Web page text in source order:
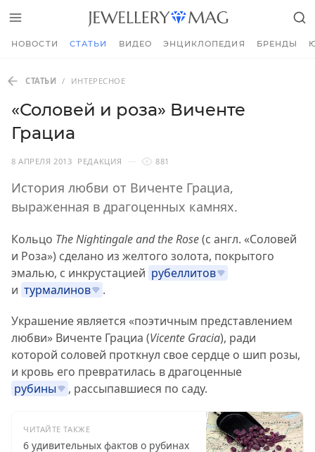
НОВОСТИ СТАТЬИ ВИДЕО ЭНЦИКЛОПЕДИЯ БРЕНДЫ
СТАТЬИ / ИНТЕРЕСНОЕ
«Соловей и роза» Виченте
Грациа
8 АПРЕЛЯ 2013 РЕДАКЦИЯ 881
История любви от Виченте Грациа,
выраженная в драгоценных камнях.
Кольцо The Nightingale and the Rose(с англ. «Соловей
и Роза») сделано из желтого золота, покрытого
эмалью, с инкрустацией рубеллитов
и турмалинов
.
Украшение является «поэтичным представлением
любви» Виченте Грациа (Vicente Gracia), ради
которой соловей проткнул свое сердце о шип розы,
и кровь его превратилась в драгоценные
рубины
, рассыпавшиеся по саду.
ЧИТАЙТЕ ТАКЖЕ
6 удивительных фактов о рубинах